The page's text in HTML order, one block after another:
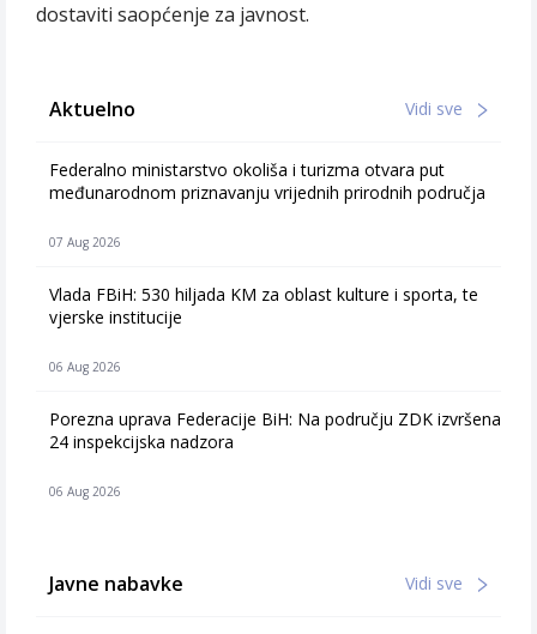
dostaviti saopćenje za javnost.
Aktuelno Vidi sve
Federalno ministarstvo okoliša i turizma otvara put
međunarodnom priznavanju vrijednih prirodnih područja
07 Aug 2026
Vlada FBiH: 530 hiljada KM za oblast kulture i sporta, te
vjerske institucije
06 Aug 2026
Porezna uprava Federacije BiH: Na području ZDK izvršena
24 inspekcijska nadzora
06 Aug 2026
Javne nabavke Vidi sve